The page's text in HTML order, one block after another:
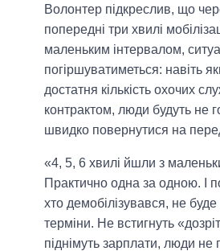
Волонтер підкреслив, що
попередні три хвилі
маленьким інтервалом,
погіршуватиметься: навіть
достатня кількість охочих
контрактом, люди будуть не
швидко повернутися на
«4, 5, 6 хвилі йшли з
Практично одна за одною. І
хто демобілізувався, не буде
терміни. Не встигнуть
піднімуть зарплати, люди не